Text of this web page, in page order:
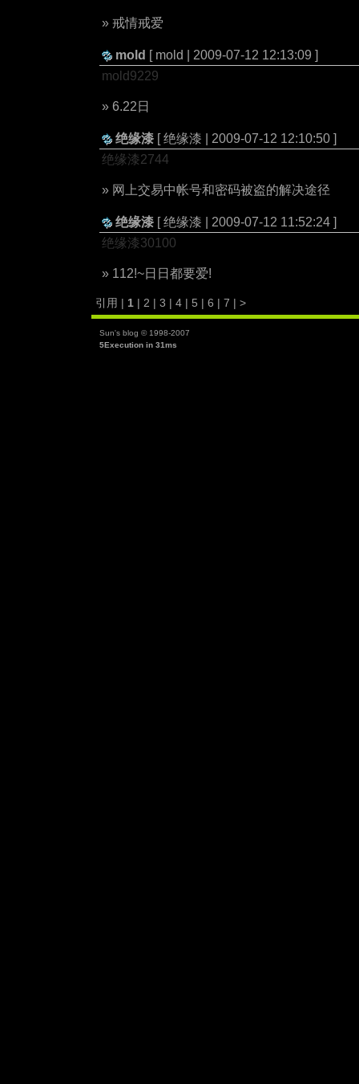
» 戒情戒爱
mold [ mold | 2009-07-12 12:13:09 ]
mold9229
» 6.22日
绝缘漆 [ 绝缘漆 | 2009-07-12 12:10:50 ]
绝缘漆2744
» 网上交易中帐号和密码被盗的解决途径
绝缘漆 [ 绝缘漆 | 2009-07-12 11:52:24 ]
绝缘漆30100
» 112!~日日都要爱!
引用 | 1| 2 | 3 | 4 | 5 | 6 | 7 | >
Sun's blog © 1998-2007
5Execution in 31ms